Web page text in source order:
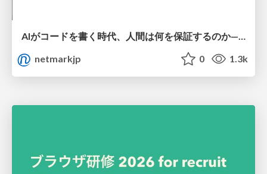
AIがコードを書く時代、人間は何を保証するのか———馬場さんと考える、開発者に求められる新しい責任と価値 - TECH PLAY
netmarkjp
0 1.3k